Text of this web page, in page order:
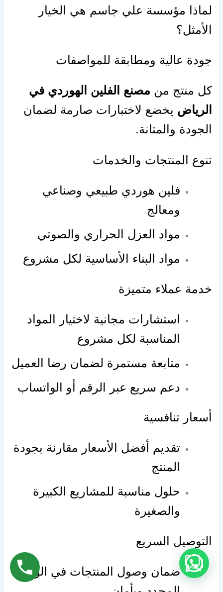
لماذا مؤسسة علي جاسم هي الخيار
الأمثل؟
جودة عالية ومطابقة للمواصفات
كل منتج من مصنع الفلين الهوردي في
الرياض يخضع لاختبارات صارمة لضمان
الجودة والمتانة.
تنوع المنتجات والخدمات
فلين هوردي طبيعي وصناعي
ومعالج
مواد العزل الحراري والصوتي
مواد البناء الأساسية لكل مشروع
خدمة عملاء متميزة
استشارات مجانية لاختيار المواد
المناسبة لكل مشروع
متابعة مستمرة لضمان رضا العميل
دعم سريع عبر الرقم أو الواتساب
أسعار تنافسية
تقديم أفضل الأسعار مقارنة بجودة
المنتج
حلول مناسبة للمشاريع الكبيرة
والصغيرة
التوصيل السريع
ضمان وصول المنتجات في الوقت